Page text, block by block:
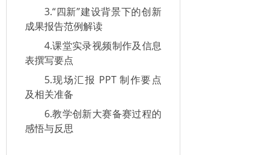
3.“四新”建设背景下的创新
成果报告范例解读
4.课堂实录视频制作及信息
表撰写要点
5.现场汇报 PPT 制作要点
及相关准备
6.教学创新大赛备赛过程的
感悟与反思